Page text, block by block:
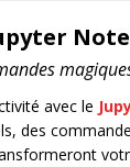
avec le
des